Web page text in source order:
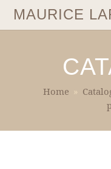
MAURICE
Home »